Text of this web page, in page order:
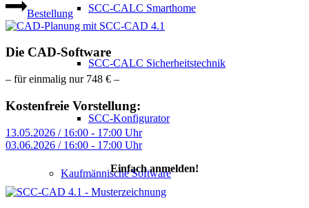
SCC-CALC Smarthome
SCC-CALC Sicherheitstechnik
SCC-Konfigurator
Kaufmännische Software
Bestellung
Die CAD-Software
– für einmalig nur 748 € –
Kostenfreie Vorstellung:
13.05.2026 / 16:00 - 17:00 Uhr
03.06.2026 / 16:00 - 17:00 Uhr
Einfach anmelden!